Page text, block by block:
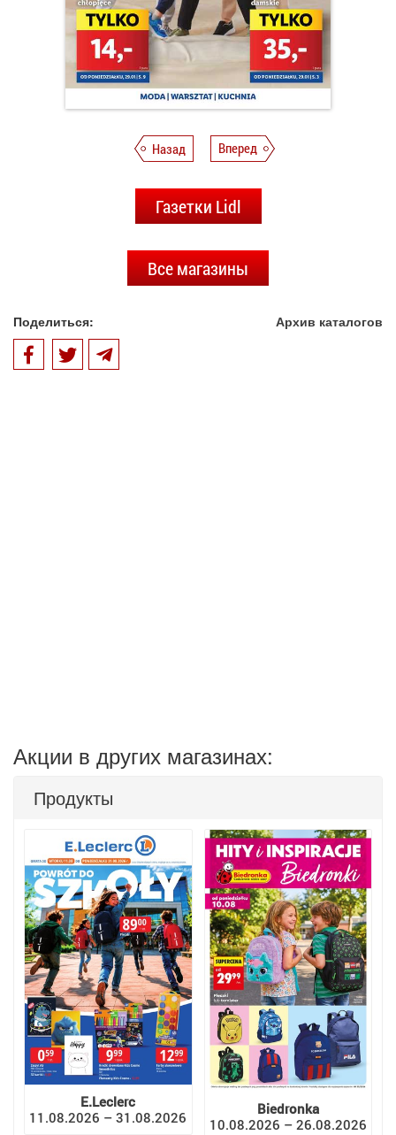
Назад Вперед
Газетки Lidl
Все магазины
Поделиться: Архив каталогов
Акции в других магазинах:
Продукты
E.Leclerc
11.08.2026 – 31.08.2026
Biedronka
10.08.2026 – 26.08.2026